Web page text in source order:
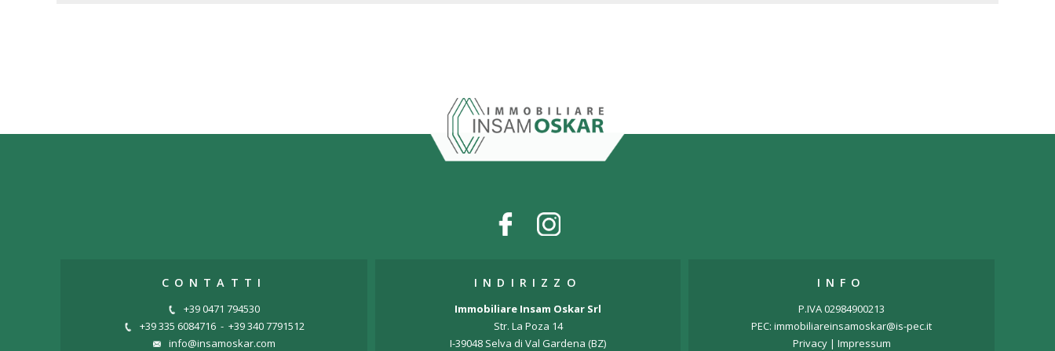
CONTATTI
+39 0471 794530
+39 335 6084716- +39 340 7791512
info@insamoskar.com
INDIRIZZO
Immobiliare Insam Oskar Srl
Str. La Poza 14
I-39048 Selva di Val Gardena (BZ)
INFO
P.IVA 02984900213
PEC: immobiliareinsamoskar@is-pec.it
Privacy| Impressum